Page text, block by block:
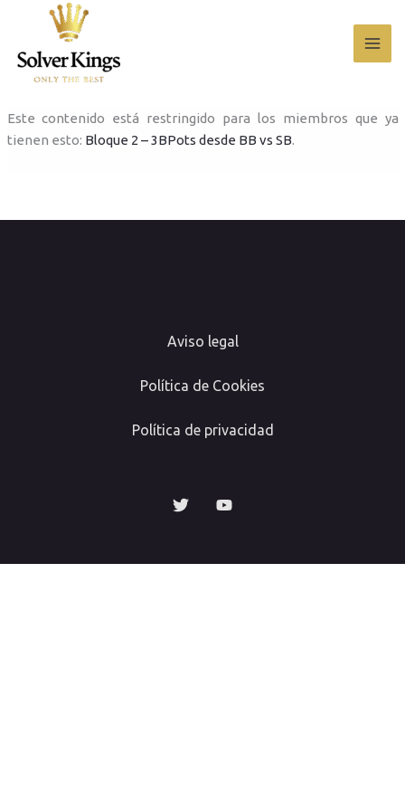
contenido
Este contenido está restringido para los miembros que ya
tienen esto: Bloque 2 – 3BPots desde BB vs SB.
Aviso legal
Política de Cookies
Política de privacidad